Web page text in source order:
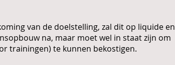
van de doelstelling, zal dit op liquide en
na, maar moet wel in staat zijn om
trainingen) te kunnen bekostigen.